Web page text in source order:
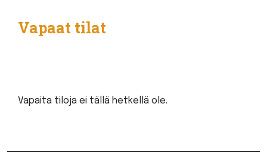
Vapaat tilat
Vapaita tiloja ei tällä hetkellä ole.